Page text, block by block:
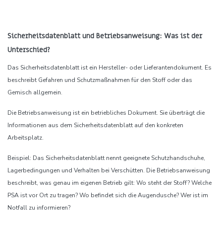
Sicherheitsdatenblatt und Betriebsanweisung: Was ist der
Unterschied?
Das Sicherheitsdatenblatt ist ein Hersteller- oder Lieferantendokument. Es
beschreibt Gefahren und Schutzmaßnahmen für den Stoff oder das
Gemisch allgemein.
Die Betriebsanweisung ist ein betriebliches Dokument. Sie überträgt die
Informationen aus dem Sicherheitsdatenblatt auf den konkreten
Arbeitsplatz.
Beispiel: Das Sicherheitsdatenblatt nennt geeignete Schutzhandschuhe,
Lagerbedingungen und Verhalten bei Verschütten. Die Betriebsanweisung
beschreibt, was genau im eigenen Betrieb gilt: Wo steht der Stoff? Welche
PSA ist vor Ort zu tragen? Wo befindet sich die Augendusche? Wer ist im
Notfall zu informieren?